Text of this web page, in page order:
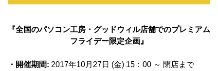
『全国のパソコン工房・グッドウィル店舗でのプレミアム
フライデー限定企画』
・開催期間: 2017年10月27日 (金) 15：00 ～ 閉店まで